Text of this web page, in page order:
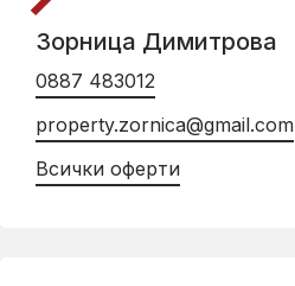
Зорница Димитрова
0887 483012
property.zornica@gmail.com
Всички оферти